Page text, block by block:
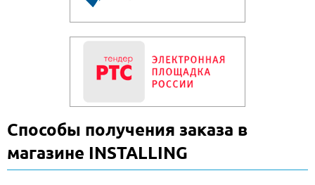
Способы получения заказа в
магазине INSTALLING